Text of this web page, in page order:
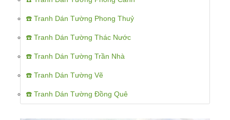
☎️ Tranh Dán Tường Phong Thuỷ
☎️ Tranh Dán Tường Thác Nước
☎️ Tranh Dán Tường Trần Nhà
☎️ Tranh Dán Tường Vẽ
☎️ Tranh Dán Tường Đồng Quê